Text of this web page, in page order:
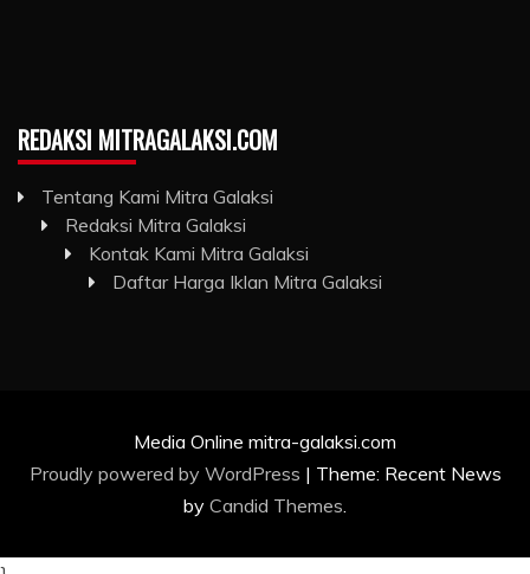
REDAKSI MITRAGALAKSI.COM
Tentang Kami Mitra Galaksi
Redaksi Mitra Galaksi
Kontak Kami Mitra Galaksi
Daftar Harga Iklan Mitra Galaksi
Media Online mitra-galaksi.com
Proudly powered by WordPress | Theme: Recent News
by Candid Themes